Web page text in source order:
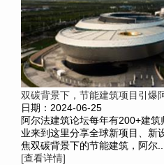
双碳背景下，节能建筑项目引爆
日期：2024-06-25
阿尔法建筑论坛每年有200+建
业来到这里分享全球新项目、新
焦双碳背景下的节能建筑，阿尔...
[查看详情]